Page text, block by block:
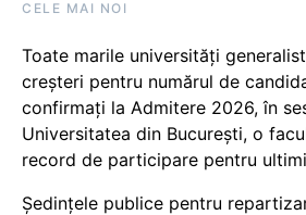
CELE MAI NOI
Toate marile universități
creșteri pentru numărul de
confirmați la Admitere 2026, în
Universitatea din București, o
record de participare pentru
Ședințele publice pentru